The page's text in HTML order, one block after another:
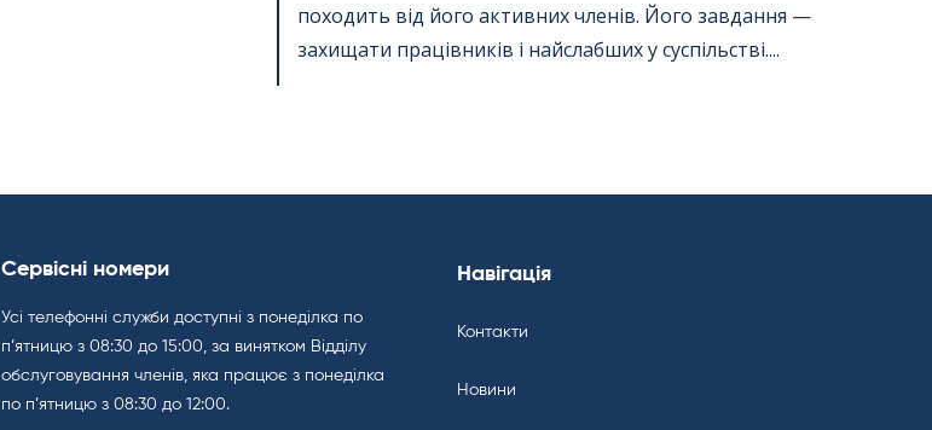
походить від його активних членів. Його завдання —
захищати працівників і найслабших у суспільстві....
Сервісні номери
Усі телефонні служби доступні з понеділка по
п’ятницю з 08:30 до 15:00, за винятком Відділу
обслуговування членів, яка працює з понеділка
по п’ятницю з 08:30 до 12:00.
Навігація
Контакти
Новини